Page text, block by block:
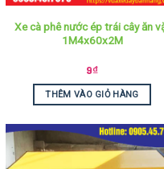
Xe cà phê nước ép trái cây ăn
1M4x60x2M
9₫
THÊM VÀO GIỎ HÀNG